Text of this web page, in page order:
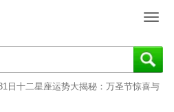
T
g
g
e
日十二星座运势大揭秘：万圣节惊喜与